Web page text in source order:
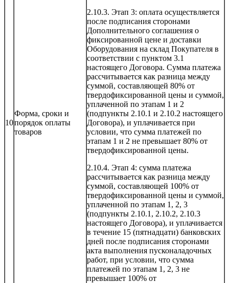
10
Форма, сроки и
порядок оплаты
товаров
2.10.3. Этап 3: оплата осуществляется
после подписания сторонами
Дополнительного соглашения о
фиксированной цене и доставки
Оборудования на склад Покупателя в
соответствии с пунктом 3.1
настоящего Договора. Сумма платежа
рассчитывается как разница между
суммой, составляющей 80% от
твердофиксированной цены и суммой,
уплаченной по этапам 1 и 2
(подпункты 2.10.1 и 2.10.2 настоящего
Договора), и уплачивается при
условии, что сумма платежей по
этапам 1 и 2 не превышает 80% от
твердофиксированной цены.
2.10.4. Этап 4: сумма платежа
рассчитывается как разница между
суммой, составляющей 100% от
твердофиксированной цены и суммой,
уплаченной по этапам 1, 2, 3
(подпункты 2.10.1, 2.10.2, 2.10.3
настоящего Договора), и уплачивается
в течение 15 (пятнадцати) банковских
дней после подписания сторонами
акта выполнения пусконаладочных
работ, при условии, что сумма
платежей по этапам 1, 2, 3 не
превышает 100% от